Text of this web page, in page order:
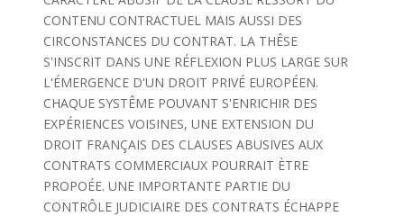
CONTENU CONTRACTUEL MAIS AUSSI DES
CIRCONSTANCES DU CONTRAT. LA THÊSE
S'INSCRIT DANS UNE RÉFLEXION PLUS LARGE SUR
L'ÉMERGENCE D'UN DROIT PRIVÉ EUROPÉEN.
CHAQUE SYSTÊME POUVANT S'ENRICHIR DES
EXPÉRIENCES VOISINES, UNE EXTENSION DU
DROIT FRANÇAIS DES CLAUSES ABUSIVES AUX
CONTRATS COMMERCIAUX POURRAIT ÈTRE
PROPOÉE. UNE IMPORTANTE PARTIE DU
CONTRÔLE JUDICIAIRE DES CONTRATS ÉCHAPPE